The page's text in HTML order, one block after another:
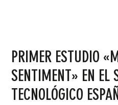
PRIMER ESTUDIO
SENTIMENT» EN EL
TECNOLÓGICO